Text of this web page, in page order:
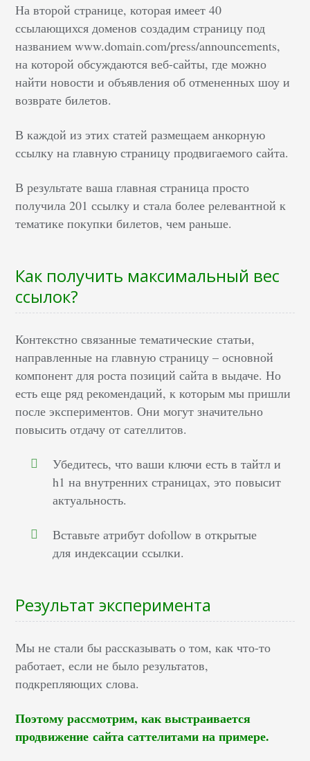
На второй странице, которая имеет 40
ссылающихся доменов создадим страницу под
названием www.domain.com/press/announcements,
на которой обсуждаются веб-сайты, где можно
найти новости и объявления об отмененных шоу и
возврате билетов.
В каждой из этих статей размещаем анкорную
ссылку на главную страницу продвигаемого сайта.
В результате ваша главная страница просто
получила 201 ссылку и стала более релевантной к
тематике покупки билетов, чем раньше.
Как получить максимальный вес
ссылок?
Контекстно связанные тематические статьи,
направленные на главную страницу – основной
компонент для роста позиций сайта в выдаче. Но
есть еще ряд рекомендаций, к которым мы пришли
после экспериментов. Они могут значительно
повысить отдачу от сателлитов.
Убедитесь, что ваши ключи есть в тайтл и
h1 на внутренних страницах, это повысит
актуальность.
Вставьте атрибут dofollow в открытые
для индексации ссылки.
Результат эксперимента
Мы не стали бы рассказывать о том, как что-то
работает, если не было результатов,
подкрепляющих слова.
Поэтому рассмотрим, как выстраивается
продвижение сайта саттелитами на примере.